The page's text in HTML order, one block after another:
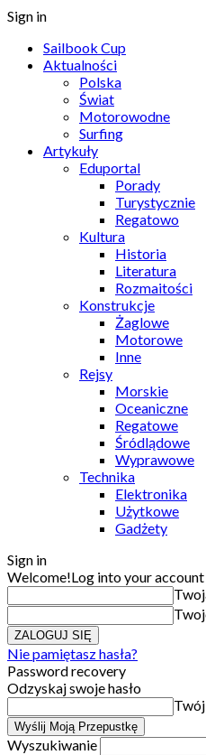
Sign in
Sailbook Cup
Aktualności
Polska
Świat
Motorowodne
Surfing
Artykuły
Eduportal
Porady
Turystycznie
Regatowo
Kultura
Historia
Literatura
Rozmaitości
Konstrukcje
Żaglowe
Motorowe
Inne
Rejsy
Morskie
Oceaniczne
Regatowe
Śródlądowe
Wyprawowe
Technika
Elektronika
Użytkowe
Gadżety
Sign in
Welcome!Log into your account
Nie pamiętasz hasła?
Password recovery
Odzyskaj swoje hasło
Wyszukiwanie